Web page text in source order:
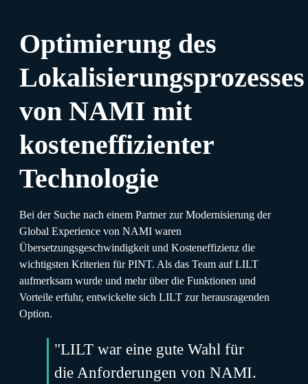
Optimierung des
Lokalisierungsprozesses
von NAMI mit
kosteneffizienter
Technologie
Bei der Suche nach einem Partner zur Modernisierung der
Global Experience von NAMI waren
Übersetzungsgeschwindigkeit und Kosteneffizienz die
wichtigsten Kriterien für PINT. Als das Team auf LILT
aufmerksam wurde und mehr über die Funktionen und
Vorteile erfuhr, entwickelte sich LILT zur herausragenden
Option.
"LILT war eine gute Wahl für
die Anforderungen von NAMI.